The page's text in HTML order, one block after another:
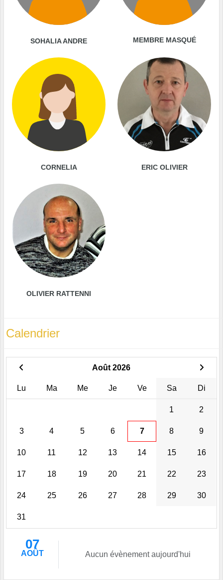
SOHALIA ANDRE MEMBRE MASQUÉ
CORNELIA ERIC OLIVIER
OLIVIER RATTENNI
Calendrier
Août 2026
Lu Ma Me Je Ve Sa Di
1 2
3 4 5 6 7 8 9
10 11 12 13 14 15 16
17 18 19 20 21 22 23
24 25 26 27 28 29 30
31
07
AOÛT Aucun évènement aujourd'hui